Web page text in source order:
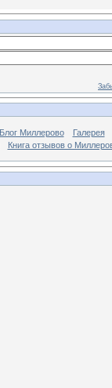
Блог Миллерово
Галерея
Книга отзывов о